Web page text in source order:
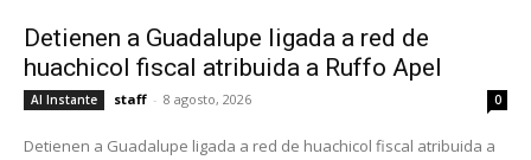
Detienen a Guadalupe ligada a red de
huachicol fiscal atribuida a Ruffo Apel
Al Instante staff - 8 agosto, 2026 0
Detienen a Guadalupe ligada a red de huachicol fiscal atribuida a